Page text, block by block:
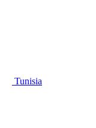
Tunisia